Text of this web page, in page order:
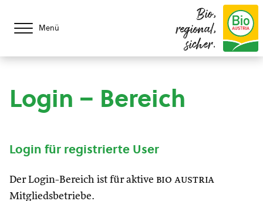
Menü
Bio,
regional,
sicher.
Login – Bereich
Login für registrierte User
Der Login-Bereich ist für aktive bio austria
Mitgliedsbetriebe.